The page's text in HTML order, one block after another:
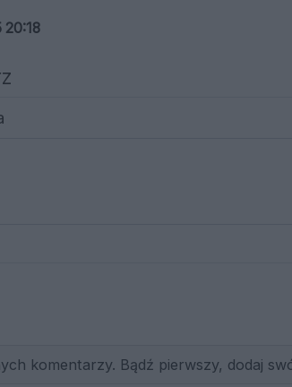
20:18
komentarzy. Bądź pierwszy, dodaj